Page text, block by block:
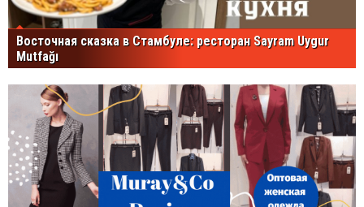
Восточная сказка в Стамбуле: ресторан Sayram Uygur
Mutfağı